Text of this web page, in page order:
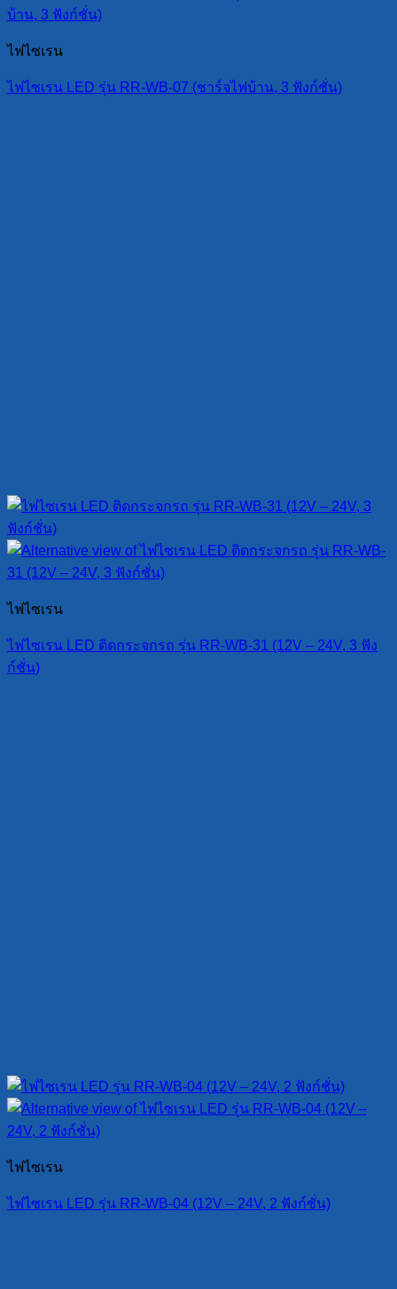
ไฟไซเรน
ไฟไซเรน LED รุ่น RR-WB-07 (ชาร์จไฟบ้าน, 3 ฟังก์ชั่น)
ไฟไซเรน
ไฟไซเรน LED ติดกระจกรถ รุ่น RR-WB-31 (12V – 24V, 3 ฟัง
ก์ชั่น)
ไฟไซเรน
ไฟไซเรน LED รุ่น RR-WB-04 (12V – 24V, 2 ฟังก์ชั่น)